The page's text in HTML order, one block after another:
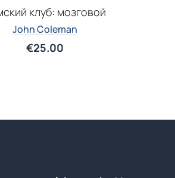
клуб: мозговой
John Coleman
€25.00